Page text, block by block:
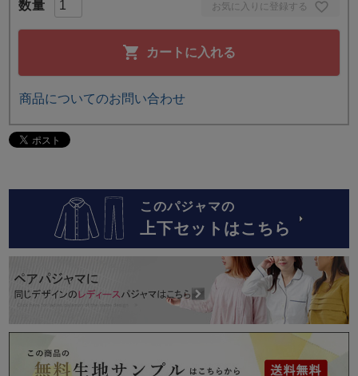
お気に入りに登録する
カートに入れる
商品についてのお問い合わせ
このパジャマの
上下セットはこちら